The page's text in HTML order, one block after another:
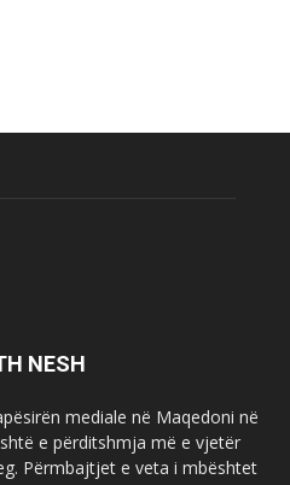
NESH
mediale në Maqedoni në
e përditshmja më e vjetër
Përmbajtjet e veta i mbështet